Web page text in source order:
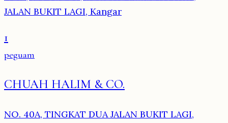
JALAN BUKIT LAGI, Kangar
1
peguam
CHUAH HALIM & CO.
NO. 40A, TINGKAT DUA JALAN BUKIT LAGI,